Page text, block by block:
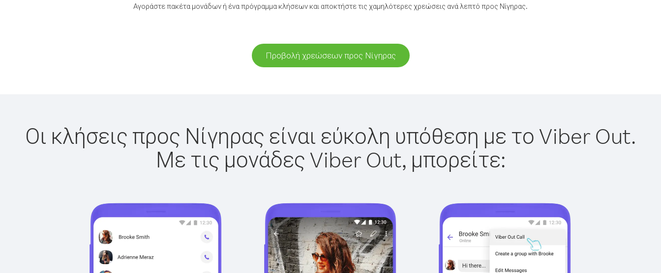
Αγοράστε πακέτα μονάδων ή ένα πρόγραμμα κλήσεων και αποκτήστε τις χαμηλότερες χρεώσεις ανά λεπτό προς Νίγηρας.
Προβολή χρεώσεων προς Νίγηρας
Οι κλήσεις προς Νίγηρας είναι εύκολη υπόθεση με το Viber Out.
Με τις μονάδες Viber Out, μπορείτε: